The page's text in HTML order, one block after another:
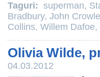
Taguri: superman,
Bradbury, John
Collins, Willem Dafoe,
Olivia Wilde,
04.03.2012